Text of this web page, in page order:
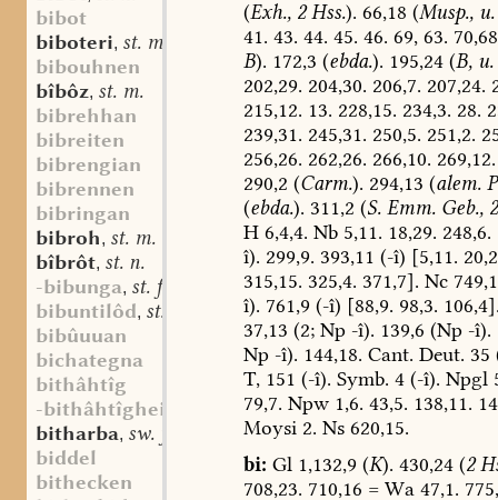
bibot
biboteri, st. m.
bibouhnen
bîbôz, st. m.
bibrehhan
bibreiten
bibrengian
bibrennen
bibringan
bibroh, st. m.
bîbrôt, st. n.
-bibunga, st. f.
bibuntilôd, st. n.
bibûuuan
bichategna
bithâhtîg
-bithâhtîgheit
bitharba, sw. f.
biddel
bithecken
(Exh.,2Hss.). 66,18 (Musp.,u.
41. 43. 44. 45. 46. 69,63.
B). 172,3 (ebda.). 195,24(B,u.
202,29. 204,30. 206,7. 207,24.
215,12. 13. 228,15. 234,3. 28.
239,31. 245,31. 250,5. 251,2.
256,26. 262,26. 266,10. 269,12.
290,2 (Carm.). 294,13 (alem.
(ebda.). 311,2 (S.Emm. Geb.,2
H6,4,4. Nb5,11. 18,29. 248,6.
î). 299,9. 393,11 (-î) [5,11.
315,15. 325,4. 371,7]. Nc
î). 761,9 (-î) [88,9. 98,3.
37,13 (2;Np-î). 139,6 (Np-î).
Np-î). 144,18. Cant. Deut. 35
T, 151 (-î). Symb. 4(-î). Npgl
79,7. Npw1,6. 43,5. 138,11.
Moysi2. Ns620,15.
bi: Gl1,132,9 (K). 430,24(2
708,23. 710,16 =Wa47,1.